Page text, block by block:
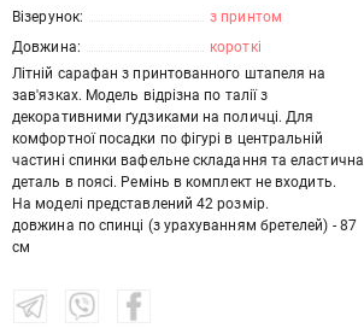
Візерунок:
з принтом
Довжина:
короткі
Літній сарафан з принтованного штапеля на
зав'язках. Модель відрізна по талії з
декоративними ґудзиками на поличці. Для
комфортної посадки по фігурі в центральній
частині спинки вафельне складання та еластична
деталь в поясі. Ремінь в комплект не входить.
На моделі представлений 42 розмір.
довжина по спинці (з урахуванням бретелей) - 87
см